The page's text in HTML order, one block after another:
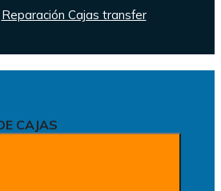
Reparación Cajas transfer
CAJAS